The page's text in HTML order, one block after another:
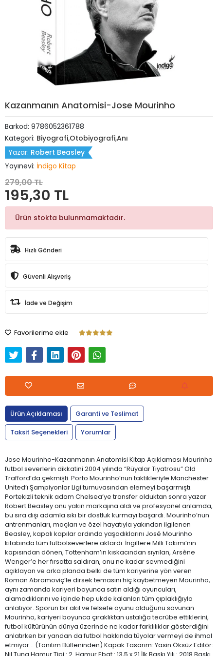
Kazanmanın Anatomisi-Jose Mourinho
Barkod: 9786052361788
Kategori: Biyografi,Otobiyografi,Anı
Yazar: Robert Beasley
Yayınevi: İndigo Kitap
279,00 TL
195,30 TL
Ürün stokta bulunmamaktadır.
Hızlı Gönderi
Güvenli Alışveriş
İade ve Değişim
Favorilerime ekle
Ürün Açıklaması
Garanti ve Teslimat
Taksit Seçenekleri
Yorumlar
Jose Mourinho-Kazanmanın Anatomisi Kitap Açıklaması Mourinho
futbol severlerin dikkatini 2004 yılında “Rüyalar Tiyatrosu” Old
Trafford’da çekmişti. Porto Mourinho’nun taktikleriyle Manchester
United’ı Şampiyonlar Ligi turnuvasından elemeyi başarmıştı.
Portekizli teknik adam Chelsea’ye transfer olduktan sonra yazar
Robert Beasley onu yakın markajına aldı ve profesyonel anlamda,
bu sıra dışı adamla sıkı bir dostluk kurmayı başardı. Mourinho’nun
antrenmanları, maçları ve özel hayatıyla yakından ilgilenen
Beasley, kapalı kapılar ardında yaşadıklarını José Mourinho
kitabında tüm futbolseverlere aktardı. İngiltere Milli Takımı’nın
kapısından dönen, Tottenham’ın kıskacından sıyrılan, Arsène
Wenger’e her fırsatta saldıran, onu ne kadar sevmediğini
açıklayan ve arka planda belki de tüm kariyerine yön veren
Roman Abramoviç’le dirsek temasını hiç kaybetmeyen Mourinho,
aynı zamanda kariyeri boyunca satın aldığı oyuncuları,
alamadıklarını ve içinde hep ukde kalanları tüm çıplaklığıyla
anlatıyor. Sporun bir akıl ve felsefe oyunu olduğunu savunan
Mourinho, kariyeri boyunca çıraklıktan ustalığa tecrübe ettiklerini,
futbol kültürünün dünya üzerinde ne kadar farklılıklar gösterdiğini
anlatırken bir yandan da futbol hakkında tüyolar vermeyi de ihmal
etmiyor… (Tanıtım Bülteninden) Kapak Tasarım: Yasin Öksüz Editör: